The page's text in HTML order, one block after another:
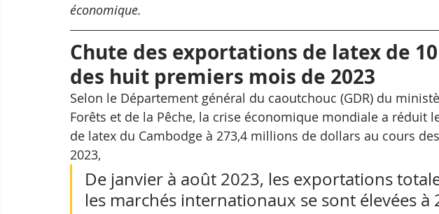
économique.
Chute des exportations de latex de
des huit premiers mois de 2023
Selon le Département général du caoutchouc (GDR) du
Forêts et de la Pêche, la crise économique mondiale a réduit
de latex du Cambodge à 273,4 millions de dollars au cours
2023,
De janvier à août 2023, les exportations
les marchés internationaux se sont élevées à